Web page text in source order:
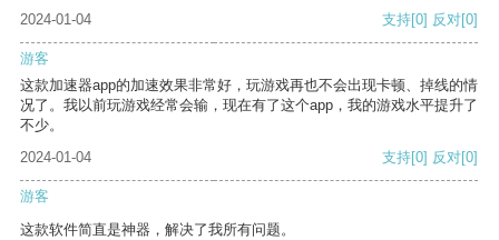
2024-01-04
支持[0] 反对[0]
游客
这款加速器app的加速效果非常好，玩游戏再也不会出现卡顿、掉线的情
况了。我以前玩游戏经常会输，现在有了这个app，我的游戏水平提升了
不少。
2024-01-04
支持[0] 反对[0]
游客
这款软件简直是神器，解决了我所有问题。